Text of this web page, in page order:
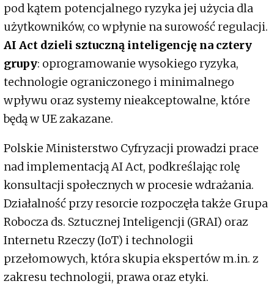
pod kątem potencjalnego ryzyka jej użycia dla
użytkowników, co wpłynie na surowość regulacji.
AI Act dzieli sztuczną inteligencję na cztery
grupy: oprogramowanie wysokiego ryzyka,
technologie ograniczonego i minimalnego
wpływu oraz systemy nieakceptowalne, które
będą w UE zakazane.
Polskie Ministerstwo Cyfryzacji prowadzi prace
nad implementacją AI Act, podkreślając rolę
konsultacji społecznych w procesie wdrażania.
Działalność przy resorcie rozpoczęła także Grupa
Robocza ds. Sztucznej Inteligencji (GRAI) oraz
Internetu Rzeczy (IoT) i technologii
przełomowych, która skupia ekspertów m.in. z
zakresu technologii, prawa oraz etyki.